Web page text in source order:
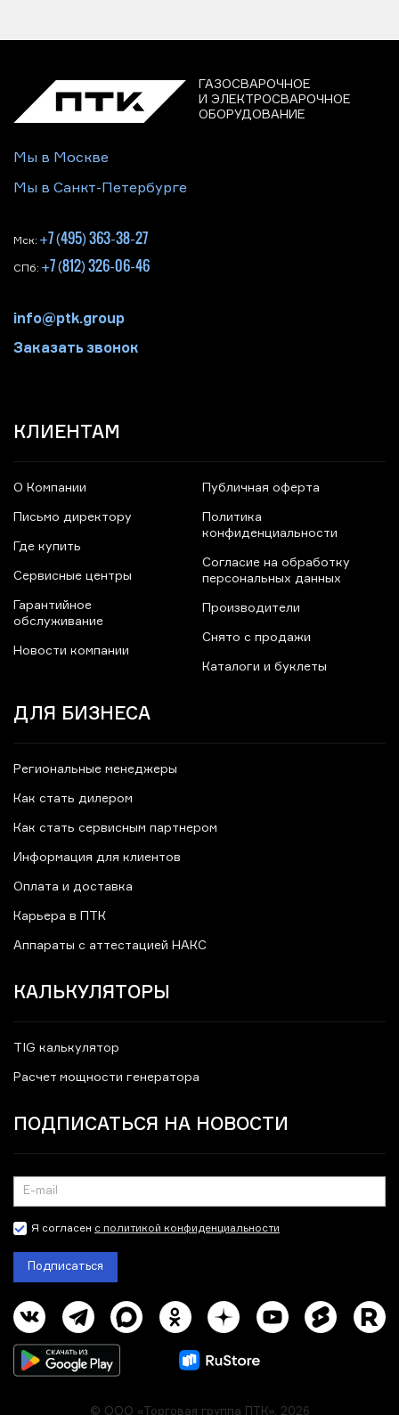
ГАЗОСВАРОЧНОЕ
И ЭЛЕКТРОСВАРОЧНОЕ
ОБОРУДОВАНИЕ
Мы в Москве
Мы в Санкт-Петербурге
Мск: +7 (495) 363-38-27
СПб: +7 (812) 326-06-46
info@ptk.group
Заказать звонок
КЛИЕНТАМ
О Компании
Письмо директору
Где купить
Сервисные центры
Гарантийное
обслуживание
Новости компании
Публичная оферта
Политика
конфиденциальности
Согласие на обработку
персональных данных
Производители
Снято с продажи
Каталоги и буклеты
ДЛЯ БИЗНЕСА
Региональные менеджеры
Как стать дилером
Как стать сервисным партнером
Информация для клиентов
Оплата и доставка
Карьера в ПТК
Аппараты с аттестацией НАКС
КАЛЬКУЛЯТОРЫ
TIG калькулятор
Расчет мощности генератора
ПОДПИСАТЬСЯ НА НОВОСТИ
Я согласен с политикой конфиденциальности
Подписаться
© ООО «Торговая группа ПТК», 2026